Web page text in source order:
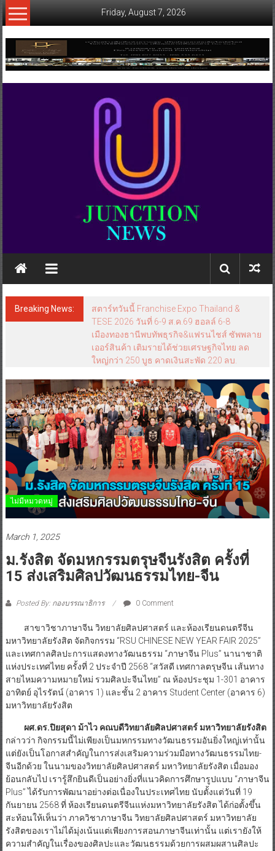
Skip
to
Friday, August 7, 2026
www.ujunctionnews.com
เว็บ
ข่าว
Breaking News:
สตาร์ทวันนี้ Franchise Expo Thailand &
TESE 2026 วันที่ 6-9 ส.ค.69 ฮอลล์ 6-8
เมืองทองธานีพบทัพธุรกิจ&แฟรนไชส์ ซัพพลาย
เออร์สินค้า เติมรายได้ช่วยเศรษฐกิจไทย ลด
ใหญ่กว่า 250 บูธ คาดเงินสะพัด 220 ลบ.
ไม่มีหมวดหมู่
March 1, 2025
ม.รังสิต จัดมหกรรมตรุษจีนรังสิต ครั้งที่
15 ส่งเสริมศิลปวัฒนธรรมไทย-จีน
Posted By: กองบรรณาธิการ 0 Comment
สาขาวิชาภาษาจีน วิทยาลัยศิลปศาสตร์ และห้องเรียนดนตรีจีน
มหาวิทยาลัยรังสิต จัดกิจกรรม “RSU CHINESE NEW YEAR FAIR 2025”
และเทศกาลศิลปะการแสดงทางวัฒนธรรม “ภาษาจีน Plus” นานาชาติ
แห่งประเทศไทย ครั้งที่ 2 ประจำปี 2568 “สวัสดี เทศกาลตรุษจีน เส้นทาง
สายไหมความหมายใหม่ รวมศิลปะจีนไทย” ณ ห้องประชุม 1-301 อาคาร
อาทิตย์ อุไรรัตน์ (อาคาร 1) และชั้น 2 อาคาร Student Center (อาคาร 6)
มหาวิทยาลัยรังสิต
ผศ.ดร.ปิยสุดา ม้าไว คณบดีวิทยาลัยศิลปศาสตร์ มหาวิทยาลัยรังสิต
กล่าวว่า กิจกรรมนี้ไม่เพียงเป็นมหกรรมทางวัฒนธรรมอันยิ่งใหญ่เท่านั้น
แต่ยังเป็นโอกาสสำคัญในการส่งเสริมความร่วมมือทางวัฒนธรรมไทย-
จีนอีกด้วย ในนามของวิทยาลัยศิลปศาสตร์ มหาวิทยาลัยรังสิต เมื่อมอง
ย้อนกลับไป เรารู้สึกยินดีเป็นอย่างยิ่งที่แนวคิดการศึกษารูปแบบ “ภาษาจีน
Plus” ได้รับการพัฒนาอย่างต่อเนื่องในประเทศไทย นับตั้งแต่วันที่ 19
กันยายน 2568 ที่ ห้องเรียนดนตรีจีนแห่งมหาวิทยาลัยรังสิต ได้ก่อตั้งขึ้น
สะท้อนให้เห็นว่า ภาควิชาภาษาจีน วิทยาลัยศิลปศาสตร์ มหาวิทยาลัย
รังสิตของเราไม่ได้มุ่งเน้นแต่เพียงการสอนภาษาจีนเท่านั้น แต่เรายังให้
ความสำคัญในเรื่องของศิลปะและวัฒนธรรมด้วยการผสมผสานศิลปะ